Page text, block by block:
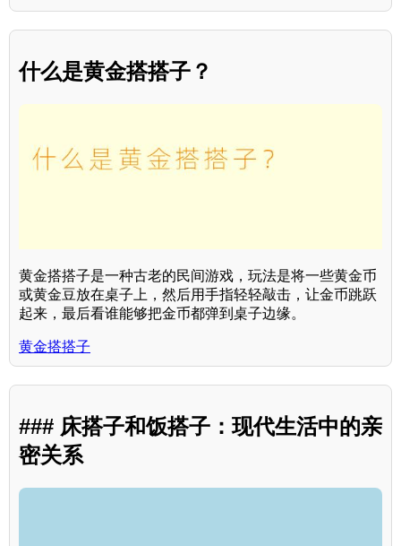
什么是黄金搭搭子？
黄金搭搭子是一种古老的民间游戏，玩法是将一些黄金币
或黄金豆放在桌子上，然后用手指轻轻敲击，让金币跳跃
起来，最后看谁能够把金币都弹到桌子边缘。
黄金搭搭子
### 床搭子和饭搭子：现代生活中的亲
密关系